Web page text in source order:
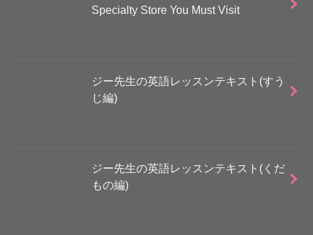
Specialty Store You Must Visit
ジー先生の英語レッスンテキスト(すう
じ編)
ジー先生の英語レッスンテキスト(くだ
もの編)